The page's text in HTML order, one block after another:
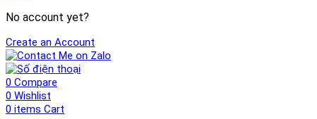
No account yet?
Create an Account
0 Compare
0 Wishlist
0 items Cart